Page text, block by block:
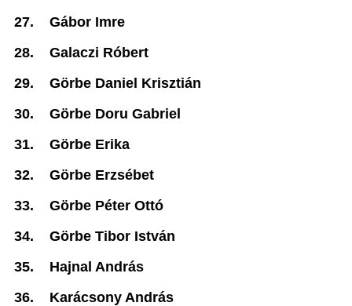
27.
Gábor Imre
28.
Galaczi Róbert
29.
Görbe Daniel Krisztián
30.
Görbe Doru Gabriel
31.
Görbe Erika
32.
Görbe Erzsébet
33.
Görbe Péter Ottó
34.
Görbe Tibor István
35.
Hajnal András
36.
Karácsony András